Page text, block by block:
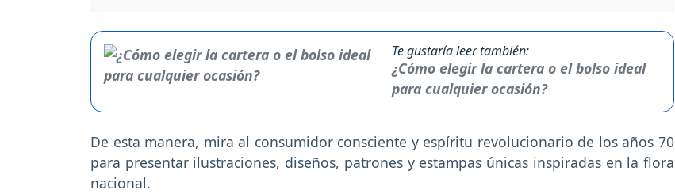
Te gustaría leer también:
¿Cómo elegir la cartera o el bolso ideal
para cualquier ocasión?
De esta manera, mira al consumidor consciente y espíritu revolucionario de los años 70
para presentar ilustraciones, diseños, patrones y estampas únicas inspiradas en la flora
nacional.